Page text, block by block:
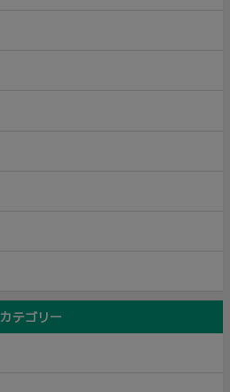
カテゴリー